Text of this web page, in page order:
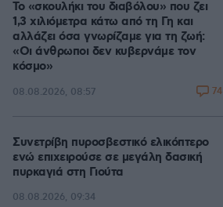
Το «σκουλήκι του διαβόλου» που ζει
1,3 χιλιόμετρα κάτω από τη Γη και
αλλάζει όσα γνωρίζαμε για τη ζωή:
«Οι άνθρωποι δεν κυβερνάμε τον
κόσμο»
08.08.2026, 08:57 74
Συνετρίβη πυροσβεστικό ελικόπτερο
ενώ επιχειρούσε σε μεγάλη δασική
πυρκαγιά στη Γιούτα
08.08.2026, 09:34